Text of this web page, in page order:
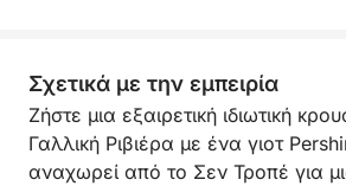
Σχετικά με την εμπειρία
Ζήστε μια εξαιρετική ιδιωτική
Γαλλική Ριβιέρα με ένα γιοτ
αναχωρεί από το Σεν Τροπέ για